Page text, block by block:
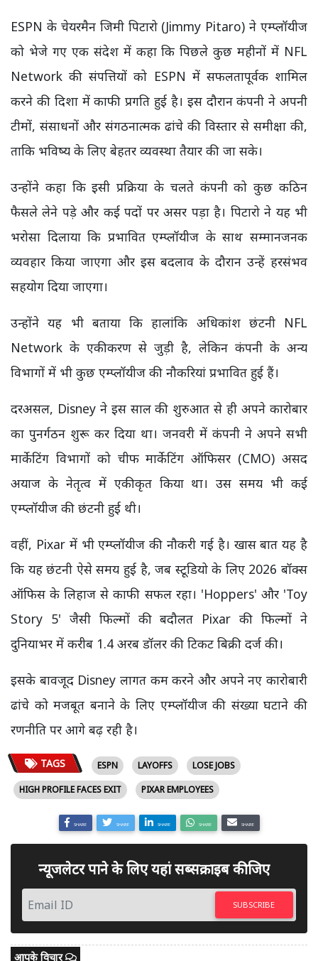
ESPN के चेयरमैन जिमी पिटारो (Jimmy Pitaro) ने एम्प्लॉयीज
को भेजे गए एक संदेश में कहा कि पिछले कुछ महीनों में NFL
Network की संपत्तियों को ESPN में सफलतापूर्वक शामिल
करने की दिशा में काफी प्रगति हुई है। इस दौरान कंपनी ने अपनी
टीमों, संसाधनों और संगठनात्मक ढांचे की विस्तार से समीक्षा की,
ताकि भविष्य के लिए बेहतर व्यवस्था तैयार की जा सके।
उन्होंने कहा कि इसी प्रक्रिया के चलते कंपनी को कुछ कठिन
फैसले लेने पड़े और कई पदों पर असर पड़ा है। पिटारो ने यह भी
भरोसा दिलाया कि प्रभावित एम्प्लॉयीज के साथ सम्मानजनक
व्यवहार किया जाएगा और इस बदलाव के दौरान उन्हें हरसंभव
सहयोग दिया जाएगा।
उन्होंने यह भी बताया कि हालांकि अधिकांश छंटनी NFL
Network के एकीकरण से जुड़ी है, लेकिन कंपनी के अन्य
विभागों में भी कुछ एम्प्लॉयीज की नौकरियां प्रभावित हुई हैं।
दरअसल, Disney ने इस साल की शुरुआत से ही अपने कारोबार
का पुनर्गठन शुरू कर दिया था। जनवरी में कंपनी ने अपने सभी
मार्केटिंग विभागों को चीफ मार्केटिंग ऑफिसर (CMO) असद
अयाज के नेतृत्व में एकीकृत किया था। उस समय भी कई
एम्प्लॉयीज की छंटनी हुई थी।
वहीं, Pixar में भी एम्प्लॉयीज की नौकरी गई है। खास बात यह है
कि यह छंटनी ऐसे समय हुई है, जब स्टूडियो के लिए 2026 बॉक्स
ऑफिस के लिहाज से काफी सफल रहा। 'Hoppers' और 'Toy
Story 5' जैसी फिल्मों की बदौलत Pixar की फिल्मों ने
दुनियाभर में करीब 1.4 अरब डॉलर की टिकट बिक्री दर्ज की।
इसके बावजूद Disney लागत कम करने और अपने नए कारोबारी
ढांचे को मजबूत बनाने के लिए एम्प्लॉयीज की संख्या घटाने की
रणनीति पर आगे बढ़ रही है।
TAGS ESPN LAYOFFS
LOSE JOBS
HIGH PROFILE FACES EXIT
PIXAR EMPLOYEES
SHARE SHARE SHARE SHARE SHARE
न्यूजलेटर पाने के लिए यहां सब्सक्राइब कीजिए
SUBSCRIBE
आपके विचार